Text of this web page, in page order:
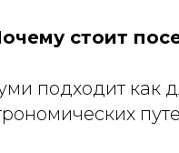
стоит
подходит как